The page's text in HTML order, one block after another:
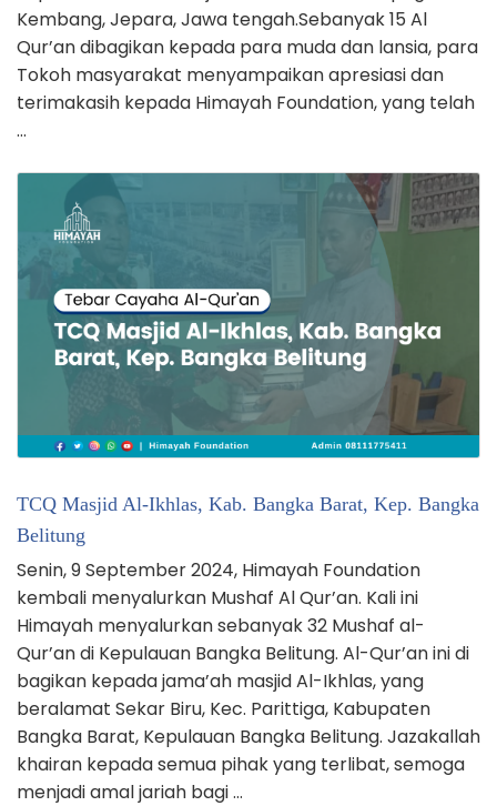
Kembang, Jepara, Jawa tengah.Sebanyak 15 Al
Qur’an dibagikan kepada para muda dan lansia, para
Tokoh masyarakat menyampaikan apresiasi dan
terimakasih kepada Himayah Foundation, yang telah
…
TCQ Masjid Al-Ikhlas, Kab. Bangka Barat, Kep. Bangka
Belitung
Senin, 9 September 2024, Himayah Foundation
kembali menyalurkan Mushaf Al Qur’an. Kali ini
Himayah menyalurkan sebanyak 32 Mushaf al-
Qur’an di Kepulauan Bangka Belitung. Al-Qur’an ini di
bagikan kepada jama’ah masjid Al-Ikhlas, yang
beralamat Sekar Biru, Kec. Parittiga, Kabupaten
Bangka Barat, Kepulauan Bangka Belitung. Jazakallah
khairan kepada semua pihak yang terlibat, semoga
menjadi amal jariah bagi …